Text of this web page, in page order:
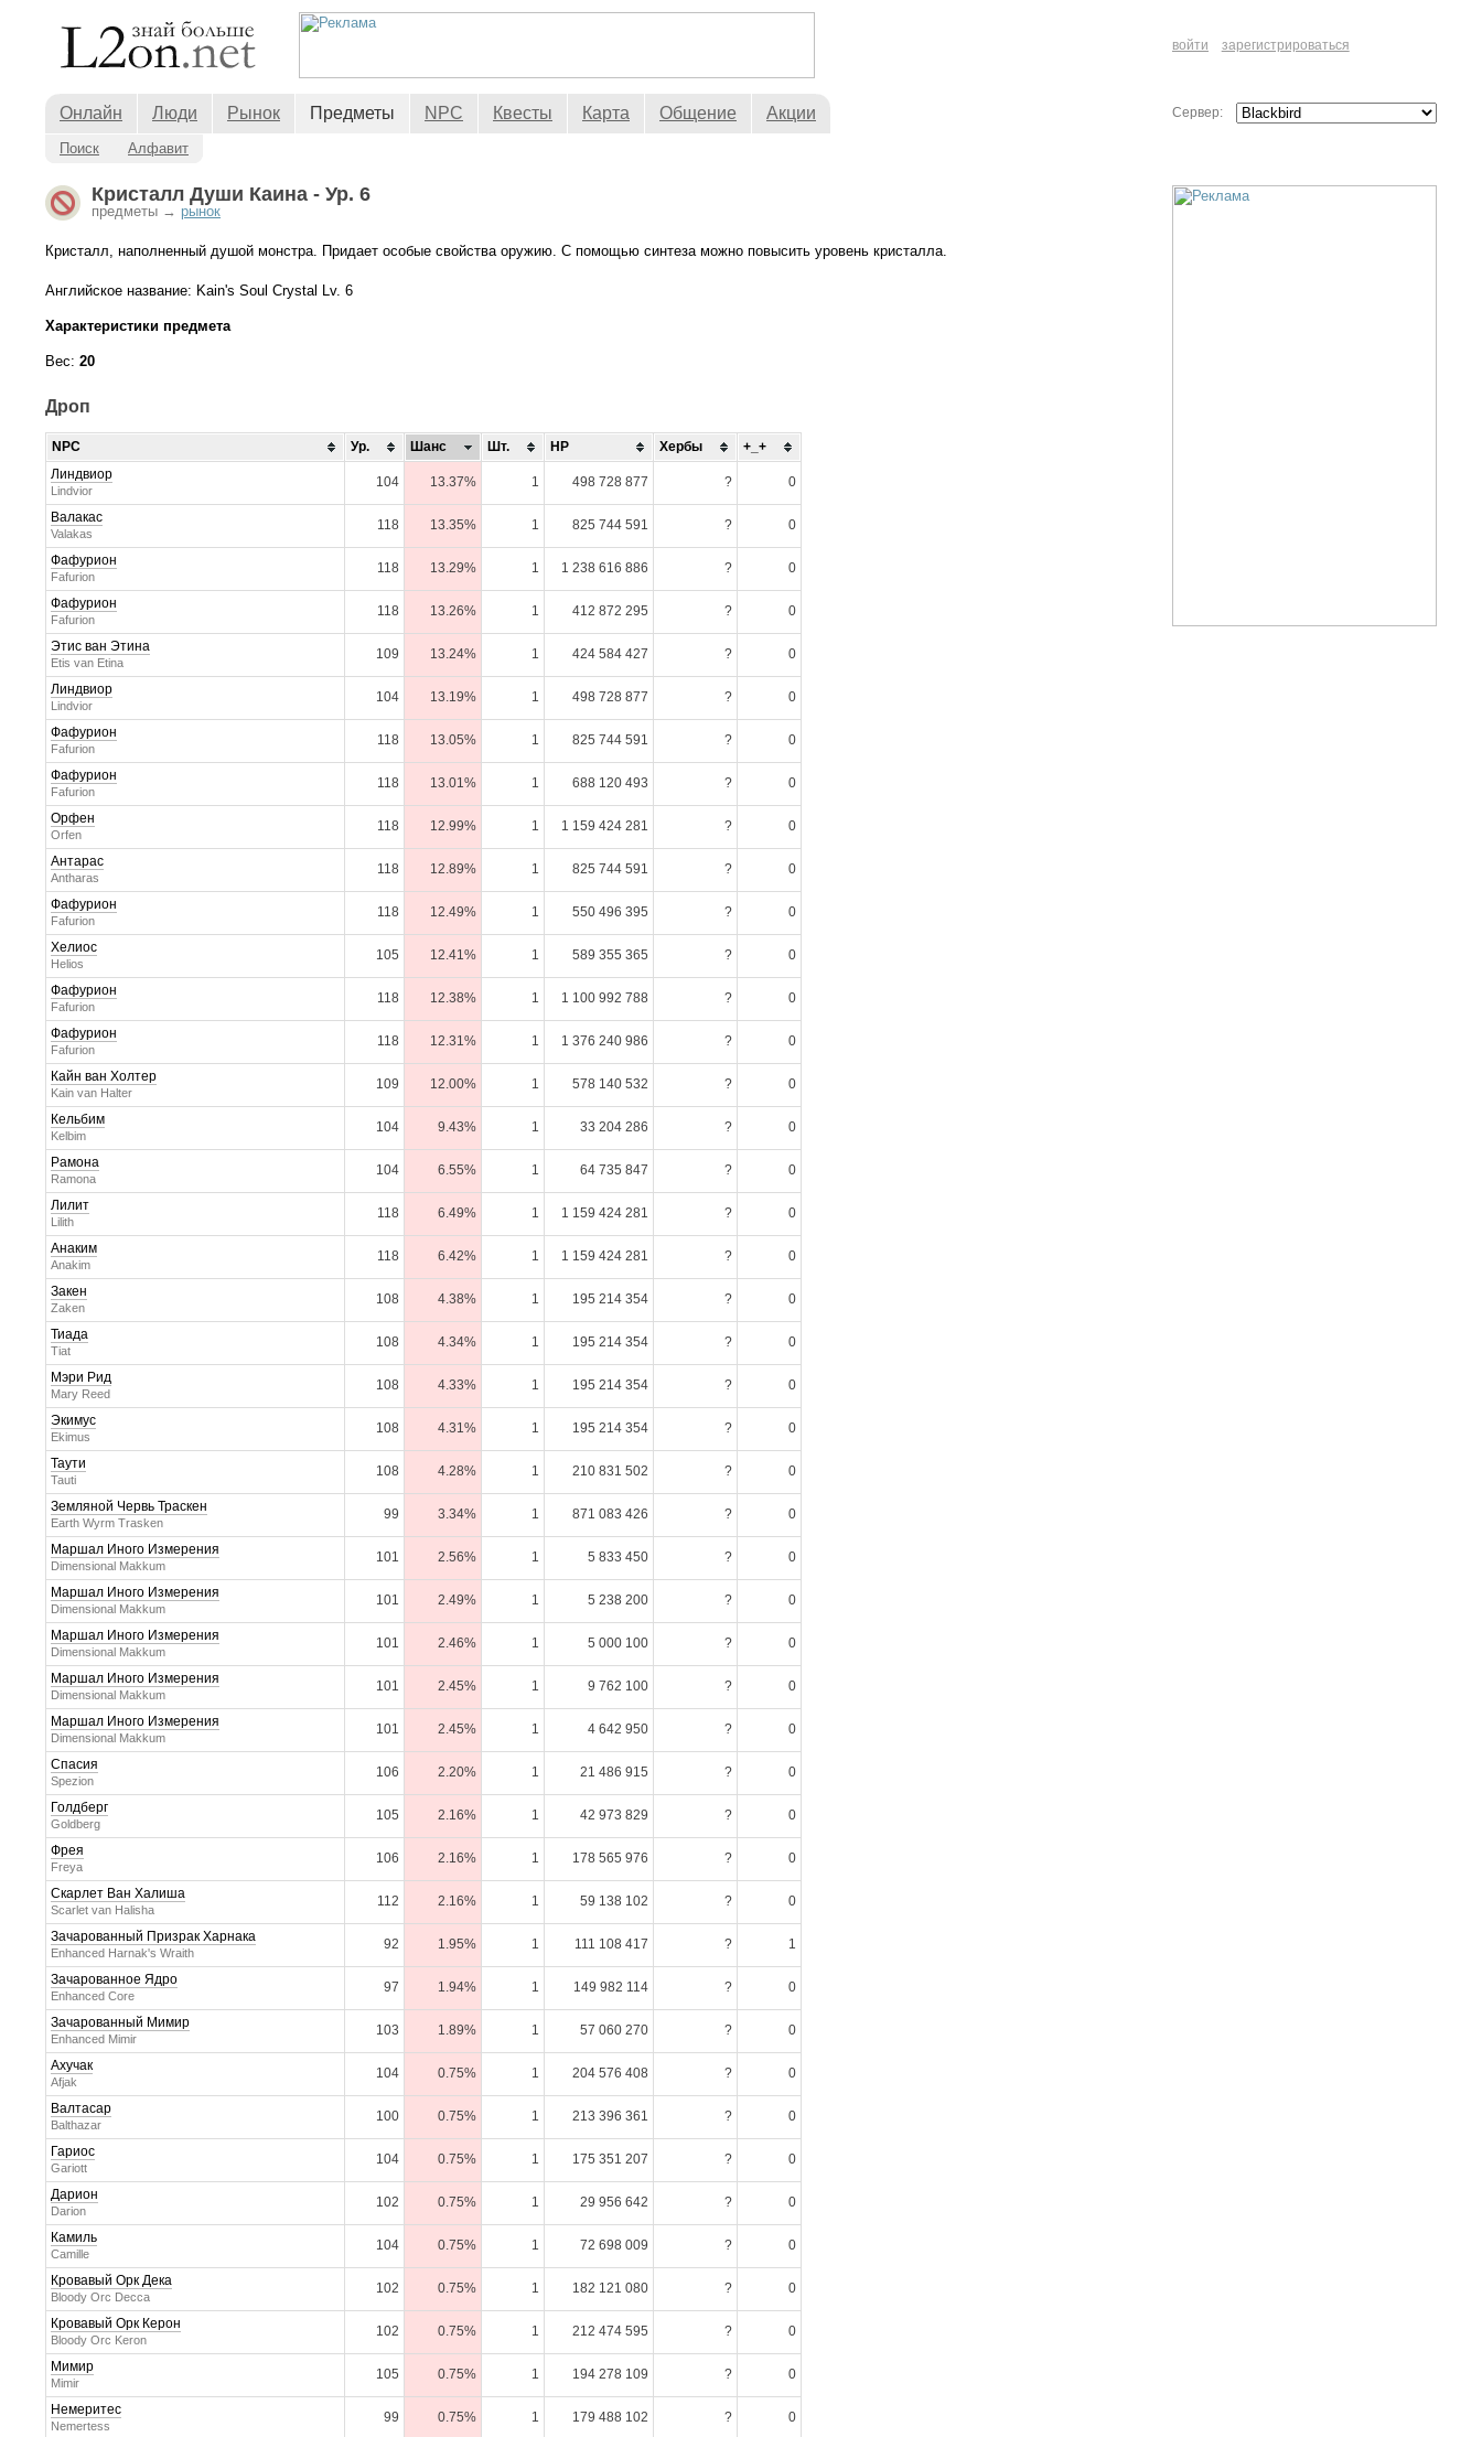
войти зарегистрироваться
Онлайн Люди Рынок Предметы NPC Квесты Карта Общение Акции
Поиск Алфавит
Сервер:
Кристалл Души Каина - Ур. 6
предметы → рынок
Кристалл, наполненный душой монстра. Придает особые свойства оружию. С помощью синтеза можно повысить уровень кристалла.
Английское название: Kain's Soul Crystal Lv. 6
Характеристики предмета
Вес: 20
Дроп
NPC Ур. Шанс Шт. HP Хербы
+_+
Линдвиор
Lindvior
104 13.37% 1 498 728 877 ? 0
Валакас
Valakas
118 13.35% 1 825 744 591 ? 0
Фафурион
Fafurion
118 13.29% 1 1 238 616 886 ? 0
Фафурион
Fafurion
118 13.26% 1 412 872 295 ? 0
Этис ван Этина
Etis van Etina
109 13.24% 1 424 584 427 ? 0
Линдвиор
Lindvior
104 13.19% 1 498 728 877 ? 0
Фафурион
Fafurion
118 13.05% 1 825 744 591 ? 0
Фафурион
Fafurion
118 13.01% 1 688 120 493 ? 0
Орфен
Orfen
118 12.99% 1 1 159 424 281 ? 0
Антарас
Antharas
118 12.89% 1 825 744 591 ? 0
Фафурион
Fafurion
118 12.49% 1 550 496 395 ? 0
Хелиос
Helios
105 12.41% 1 589 355 365 ? 0
Фафурион
Fafurion
118 12.38% 1 1 100 992 788 ? 0
Фафурион
Fafurion
118 12.31% 1 1 376 240 986 ? 0
Кайн ван Холтер
Kain van Halter
109 12.00% 1 578 140 532 ? 0
Кельбим
Kelbim
104 9.43% 1 33 204 286 ? 0
Рамона
Ramona
104 6.55% 1 64 735 847 ? 0
Лилит
Lilith
118 6.49% 1 1 159 424 281 ? 0
Анаким
Anakim
118 6.42% 1 1 159 424 281 ? 0
Закен
Zaken
108 4.38% 1 195 214 354 ? 0
Тиада
Tiat
108 4.34% 1 195 214 354 ? 0
Мэри Рид
Mary Reed
108 4.33% 1 195 214 354 ? 0
Экимус
Ekimus
108 4.31% 1 195 214 354 ? 0
Таути
Tauti
108 4.28% 1 210 831 502 ? 0
Земляной Червь Траскен
Earth Wyrm Trasken
99 3.34% 1 871 083 426 ? 0
Маршал Иного Измерения
Dimensional Makkum
101 2.56% 1 5 833 450 ? 0
Маршал Иного Измерения
Dimensional Makkum
101 2.49% 1 5 238 200 ? 0
Маршал Иного Измерения
Dimensional Makkum
101 2.46% 1 5 000 100 ? 0
Маршал Иного Измерения
Dimensional Makkum
101 2.45% 1 9 762 100 ? 0
Маршал Иного Измерения
Dimensional Makkum
101 2.45% 1 4 642 950 ? 0
Спасия
Spezion
106 2.20% 1 21 486 915 ? 0
Голдберг
Goldberg
105 2.16% 1 42 973 829 ? 0
Фрея
Freya
106 2.16% 1 178 565 976 ? 0
Скарлет Ван Халиша
Scarlet van Halisha
112 2.16% 1 59 138 102 ? 0
Зачарованный Призрак Харнака
Enhanced Harnak's Wraith
92 1.95% 1 111 108 417 ? 1
Зачарованное Ядро
Enhanced Core
97 1.94% 1 149 982 114 ? 0
Зачарованный Мимир
Enhanced Mimir
103 1.89% 1 57 060 270 ? 0
Ахучак
Afjak
104 0.75% 1 204 576 408 ? 0
Валтасар
Balthazar
100 0.75% 1 213 396 361 ? 0
Гариос
Gariott
104 0.75% 1 175 351 207 ? 0
Дарион
Darion
102 0.75% 1 29 956 642 ? 0
Камиль
Camille
104 0.75% 1 72 698 009 ? 0
Кровавый Орк Дека
Bloody Orc Decca
102 0.75% 1 182 121 080 ? 0
Кровавый Орк Керон
Bloody Orc Keron
102 0.75% 1 212 474 595 ? 0
Мимир
Mimir
105 0.75% 1 194 278 109 ? 0
Немеритес
Nemertess
99 0.75% 1 179 488 102 ? 0